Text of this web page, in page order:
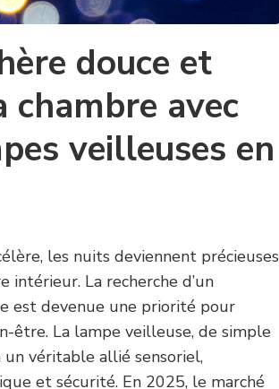
douce et
chambre avec
veilleuses en
les nuits deviennent précieuses
La recherche d’un
est devenue une priorité pour
être. La lampe veilleuse, de simple
un véritable allié sensoriel,
et sécurité. En 2025, le marché